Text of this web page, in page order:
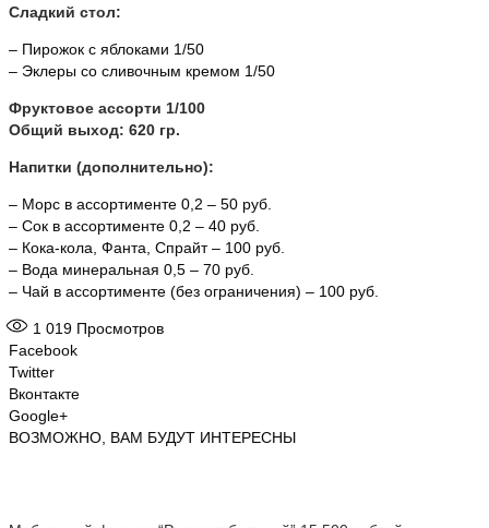
Сладкий стол:
– Пирожок с яблоками 1/50
– Эклеры со сливочным кремом 1/50
Фруктовое ассорти 1/100
Общий выход: 620 гр.
Напитки (дополнительно):
– Морс в ассортименте 0,2 – 50 руб.
– Сок в ассортименте 0,2 – 40 руб.
– Кока-кола, Фанта, Спрайт – 100 руб.
– Вода минеральная 0,5 – 70 руб.
– Чай в ассортименте (без ограничения) – 100 руб.
1 019 Просмотров
Facebook
Twitter
Вконтакте
Google+
ВОЗМОЖНО, ВАМ БУДУТ ИНТЕРЕСНЫ